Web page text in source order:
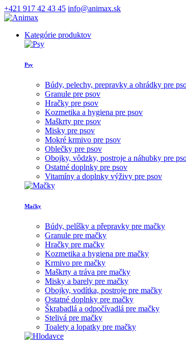
+421 917 42 43 45 info@animax.sk
Kategórie produktov
Psy
Búdy, pelechy, prepravky a ohrádky pre
Granule pre psov
Hračky pre psov
Kozmetika a hygiena pre psov
Maškrty pre psov
Misky pre psov
Mokré krmivo pre psov
Oblečky pre psov
Obojky, vôdzky, postroje a náhubky pre
Ostatné doplnky pre psov
Vitamíny a doplnky výživy pre psov
Mačky
Búdy, pelíšky a přepravky pre mačky
Granule pre mačky
Hračky pre mačky
Kozmetika a hygiena pre mačky
Krmivo pre mačky
Maškrty a tráva pre mačky
Misky a barely pre mačky
Obojky, vodítka, postroje pre mačky
Ostatné doplnky pre mačky
Škrabadlá a odpočívadlá pre mačky
Stelivá pre mačky
Toalety a lopatky pre mačky